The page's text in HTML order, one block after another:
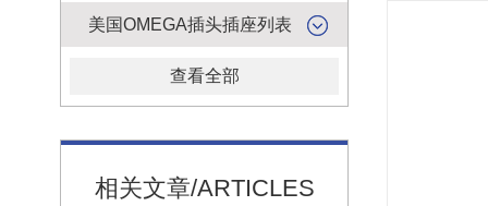
美国OMEGA插头插座列表
查看全部
相关文章/ARTICLES